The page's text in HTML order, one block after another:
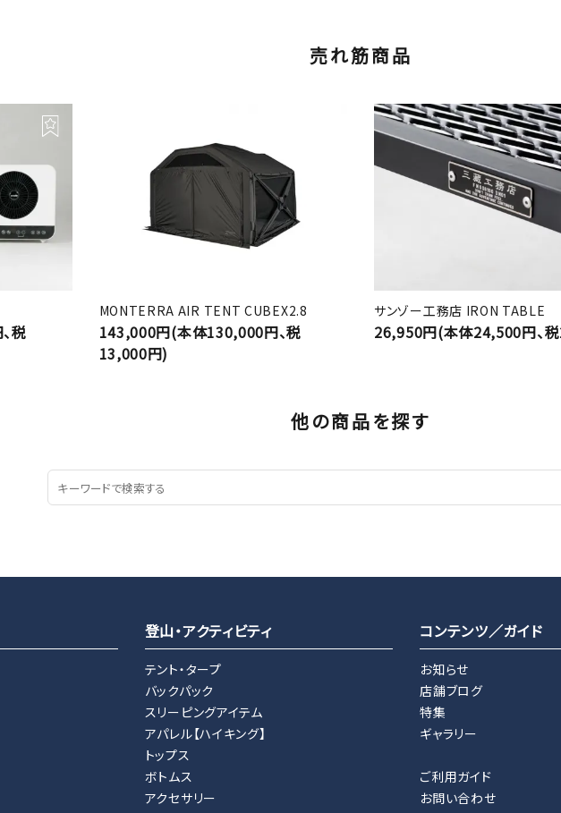
売れ筋商品
税
MONTERRA AIR TENT CUBEX2.8
143,000円(本体130,000円、税
13,000円)
サンゾー工務店 IRON TABLE
26,950円(本体24,500円、
他の商品を探す
登山・アクティビティ
テント・タープ
バックパック
スリーピングアイテム
アパレル【ハイキング】
トップス
ボトムス
アクセサリー
コンテンツ／ガイド
お知らせ
店舗ブログ
特集
ギャラリー
ご利用ガイド
お問い合わせ